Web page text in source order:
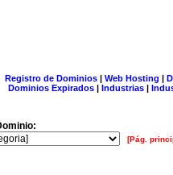
Registro de Dominios| Web Hosting |
Dominios Expirados | Industrias |
[Pág.